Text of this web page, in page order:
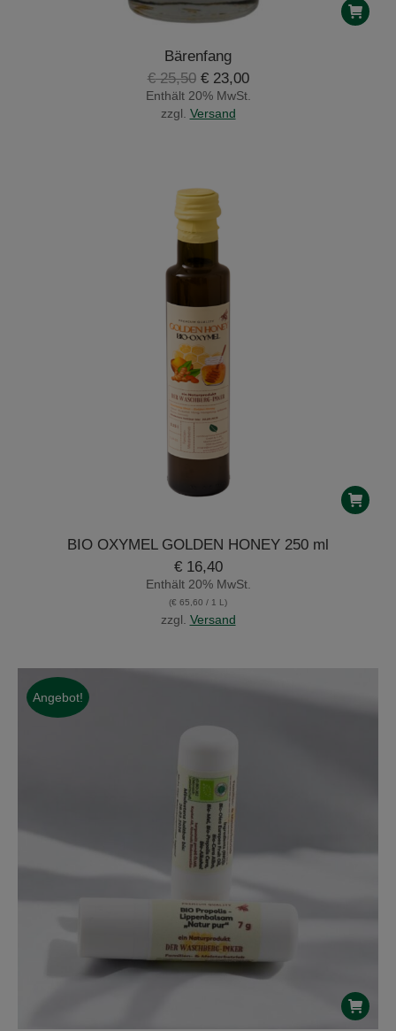
Bärenfang
€25,50 Ursprünglicher
Preis
war:
€23,00Aktueller
Preis
Enthält 20% MwSt.
zzgl. Versand
BIO OXYMEL GOLDEN HONEY 250 ml
€16,40
Enthält 20% MwSt.
(€ 65,60 / 1 L)
zzgl. Versand
Angebot!